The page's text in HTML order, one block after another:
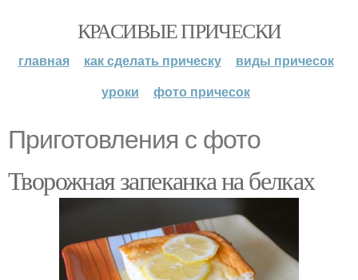
КРАСИВЫЕ ПРИЧЕСКИ
главная как сделать прическу
виды причесок
уроки
фото причесок
Приготовления с фото
Творожная запеканка на белках